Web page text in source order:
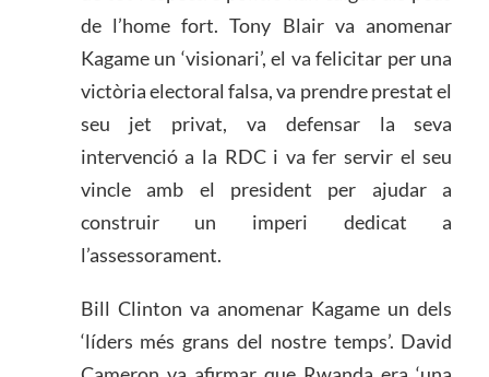
de l’home fort. Tony Blair va anomenar
Kagame un ‘visionari’, el va felicitar per una
victòria electoral falsa, va prendre prestat el
seu jet privat, va defensar la seva
intervenció a la RDC i va fer servir el seu
vincle amb el president per ajudar a
construir un imperi dedicat a
l’assessorament.
Bill Clinton va anomenar Kagame un dels
‘líders més grans del nostre temps’. David